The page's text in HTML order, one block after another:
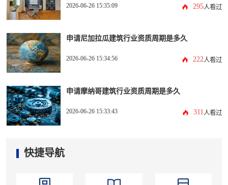
2026-06-26 15:35:09 295人看过
申请尼加拉瓜建筑行业资质周期是多久
2026-06-26 15:34:56 222人看过
申请摩纳哥建筑行业资质周期是多久
2026-06-26 15:33:43 311人看过
快捷导航